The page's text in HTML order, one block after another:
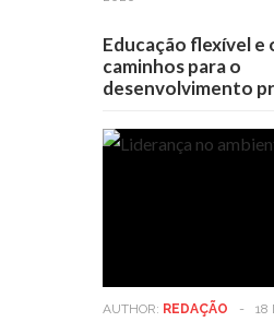
Educação flexível e
caminhos para o
desenvolvimento
AUTHOR: REDAÇÃO -
18